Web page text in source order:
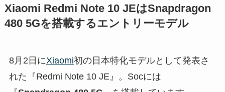
Xiaomi Redmi Note 10 JEはSnapdragon
480 5Gを搭載するエントリーモデル
8月2日にXiaomi初の日本特化モデルとして発表さ
れた『Redmi Note 10 JE』。Socには